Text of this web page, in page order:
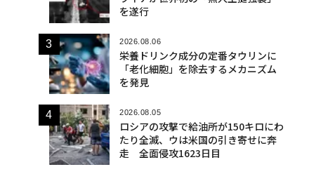
を遂行
2026.08.06
栄養ドリンク成分の定番タウリンに
「老化細胞」を除去するメカニズム
を発見
2026.08.05
ロシアの攻撃で給油所が150キロにわ
たり全滅、ウは米国の引き寄せに奔
走 全面侵攻1623日目